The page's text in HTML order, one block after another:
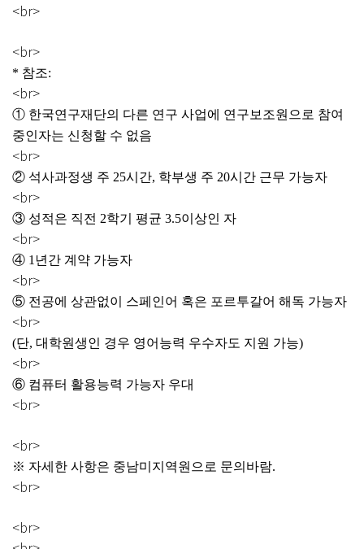
<br>
<br>
* 참조:
<br>
① 한국연구재단의 다른 연구 사업에 연구보조원으로 참여
중인자는 신청할 수 없음
<br>
② 석사과정생 주 25시간, 학부생 주 20시간 근무 가능자
<br>
③ 성적은 직전 2학기 평균 3.5이상인 자
<br>
④ 1년간 계약 가능자
<br>
⑤ 전공에 상관없이 스페인어 혹은 포르투갈어 해독 가능자
<br>
(단, 대학원생인 경우 영어능력 우수자도 지원 가능)
<br>
⑥ 컴퓨터 활용능력 가능자 우대
<br>
<br>
※ 자세한 사항은 중남미지역원으로 문의바람.
<br>
<br>